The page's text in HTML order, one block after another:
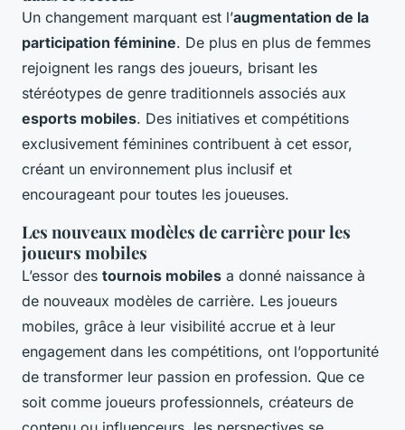
Un changement marquant est l’augmentation de la
participation féminine. De plus en plus de femmes
rejoignent les rangs des joueurs, brisant les
stéréotypes de genre traditionnels associés aux
esports mobiles. Des initiatives et compétitions
exclusivement féminines contribuent à cet essor,
créant un environnement plus inclusif et
encourageant pour toutes les joueuses.
Les nouveaux modèles de carrière pour les
joueurs mobiles
L’essor des tournois mobiles a donné naissance à
de nouveaux modèles de carrière. Les joueurs
mobiles, grâce à leur visibilité accrue et à leur
engagement dans les compétitions, ont l’opportunité
de transformer leur passion en profession. Que ce
soit comme joueurs professionnels, créateurs de